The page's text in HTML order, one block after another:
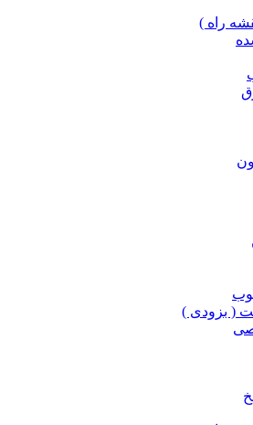
( بزودی )